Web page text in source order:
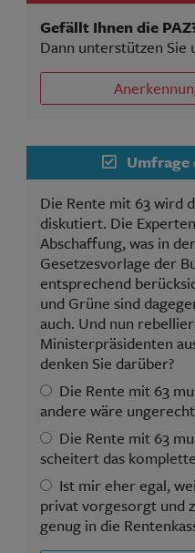
Gefällt Ihnen die
Dann unterstützen
Umfrage
Die Rente mit 63 wird
diskutiert. Die
Abschaffung, was in
Gesetzesvorlage der
entsprechend
und Grüne sind
auch. Und nun
Ministerpräsidenten
denken Sie darüber?
Die Rente mit 63
andere wäre ungerecht
Die Rente mit 63
scheitert das
Ist mir eher egal,
privat vorgesorgt und
genug in die